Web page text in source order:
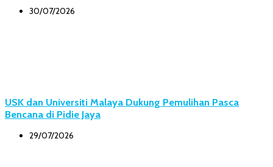
30/07/2026
USK dan Universiti Malaya Dukung Pemulihan Pasca
Bencana di Pidie Jaya
29/07/2026